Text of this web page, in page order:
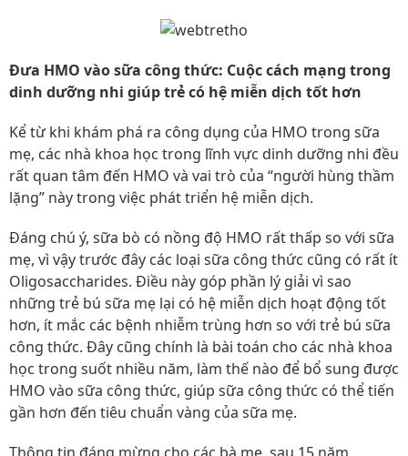
Đưa HMO vào sữa công thức: Cuộc cách mạng trong
dinh dưỡng nhi giúp trẻ có hệ miễn dịch tốt hơn
Kể từ khi khám phá ra công dụng của HMO trong sữa
mẹ, các nhà khoa học trong lĩnh vực dinh dưỡng nhi đều
rất quan tâm đến HMO và vai trò của “người hùng thầm
lặng” này trong việc phát triển hệ miễn dịch.
Đáng chú ý, sữa bò có nồng độ HMO rất thấp so với sữa
mẹ, vì vậy trước đây các loại sữa công thức cũng có rất ít
Oligosaccharides. Điều này góp phần lý giải vì sao
những trẻ bú sữa mẹ lại có hệ miễn dịch hoạt động tốt
hơn, ít mắc các bệnh nhiễm trùng hơn so với trẻ bú sữa
công thức. Đây cũng chính là bài toán cho các nhà khoa
học trong suốt nhiều năm, làm thế nào để bổ sung được
HMO vào sữa công thức, giúp sữa công thức có thể tiến
gần hơn đến tiêu chuẩn vàng của sữa mẹ.